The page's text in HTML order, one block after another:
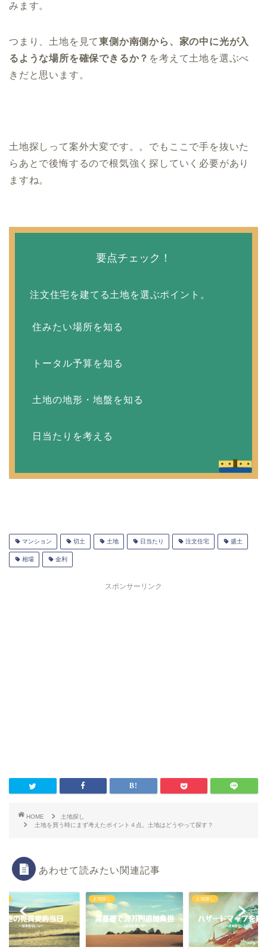
みます。
つまり、土地を見て東側か南側から、家の中に光が入
るような場所を確保できるか？ を考えて土地を選ぶべ
きだと思います。
土地探しって案外大変です。。でもここで手を抜いた
らあとで後悔するので根気強く探していく必要があり
ますね。
要点チェック！
注文住宅を建てる土地を選ぶポイント。
住みたい場所を知る
トータル予算を知る
土地の地形・地盤を知る
日当たりを考える
マンション 切土 土地 日当たり 注文住宅 盛土
相場 金利
スポンサーリンク
HOME
土地探し
土地を買う時にまず考えたポイント４点。土地はどうやって探す？
あわせて読みたい関連記事
土地探し 土地探し